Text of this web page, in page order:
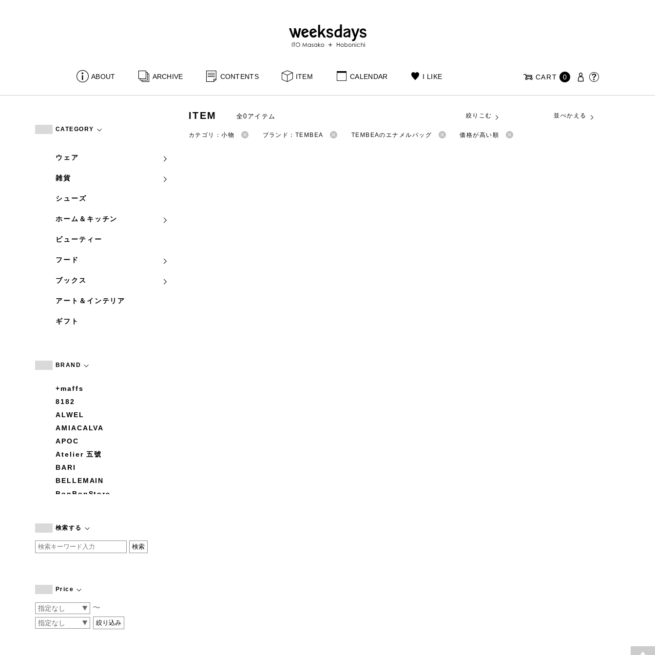
ABOUT ARCHIVE CONTENTS ITEM CALENDAR I LIKE CART 0
CATEGORY
ウェア
雑貨
シューズ
ホーム＆キッチン
ビューティー
フード
ブックス
アート＆インテリア
ギフト
BRAND
+maffs
8182
ALWEL
AMIACALVA
APOC
Atelier 五號
BARI
BELLEMAIN
BonBonStore
by basics
CATWORTH
COGTHEBIGSMOKE
CONVERSE
DEAN & DELUCA
検索する
Price
〜
ITEM 全0アイテム 絞りこむ 並べかえる
カテゴリ：小物 ブランド：TEMBEA TEMBEAのエナメルバッグ 価格が高い順